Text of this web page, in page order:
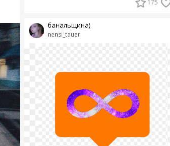
175
nensi_tauer
банальщина)